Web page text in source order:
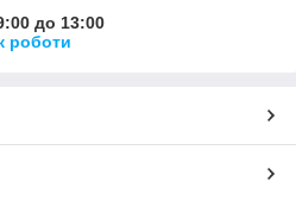
до 13:00
роботи